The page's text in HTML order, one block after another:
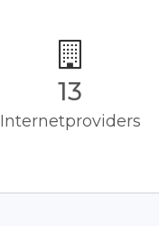
13
Internetproviders